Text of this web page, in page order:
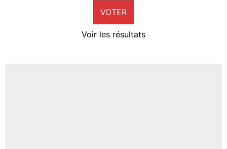
VOTER
Voir les résultats